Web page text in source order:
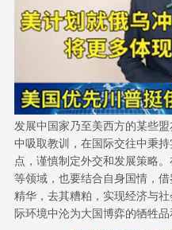
发展中国家乃至美西方的某些
中吸取教训，在国际交往中秉
点，谨慎制定外交和发展策略
等领域，也要结合自身国情，
精华，去其糟粕，实现经济与
际环境中沦为大国博弈的牺牲